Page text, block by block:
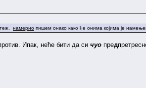
намерно пишем онако како ће онима којима је
Ипак, неће бити да си чуо пред